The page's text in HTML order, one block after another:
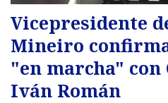
Vicepresidente
Mineiro
"en marcha" con
Iván Román